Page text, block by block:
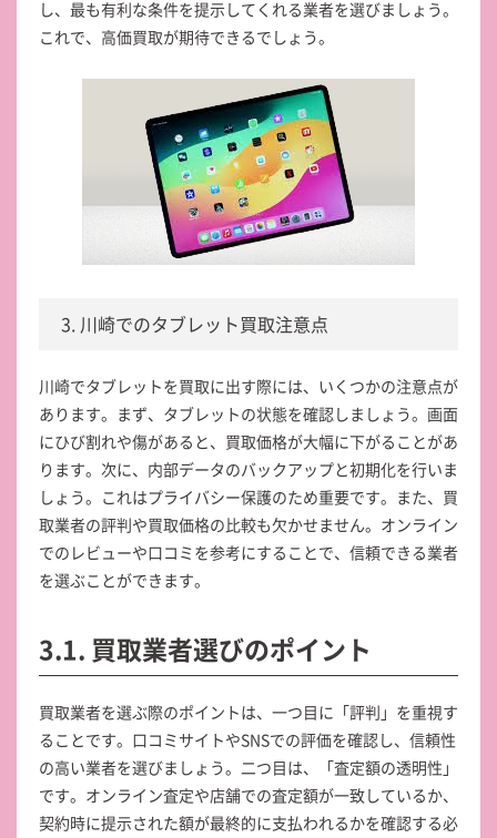
し、最も有利な条件を提示してくれる業者を選びましょう。
これで、高価買取が期待できるでしょう。
3. 川崎でのタブレット買取注意点
川崎でタブレットを買取に出す際には、いくつかの注意点が
あります。まず、タブレットの状態を確認しましょう。画面
にひび割れや傷があると、買取価格が大幅に下がることがあ
ります。次に、内部データのバックアップと初期化を行いま
しょう。これはプライバシー保護のため重要です。また、買
取業者の評判や買取価格の比較も欠かせません。オンライン
でのレビューや口コミを参考にすることで、信頼できる業者
を選ぶことができます。
3.1. 買取業者選びのポイント
買取業者を選ぶ際のポイントは、一つ目に「評判」を重視す
ることです。口コミサイトやSNSでの評価を確認し、信頼性
の高い業者を選びましょう。二つ目は、「査定額の透明性」
です。オンライン査定や店舗での査定額が一致しているか、
契約時に提示された額が最終的に支払われるかを確認する必